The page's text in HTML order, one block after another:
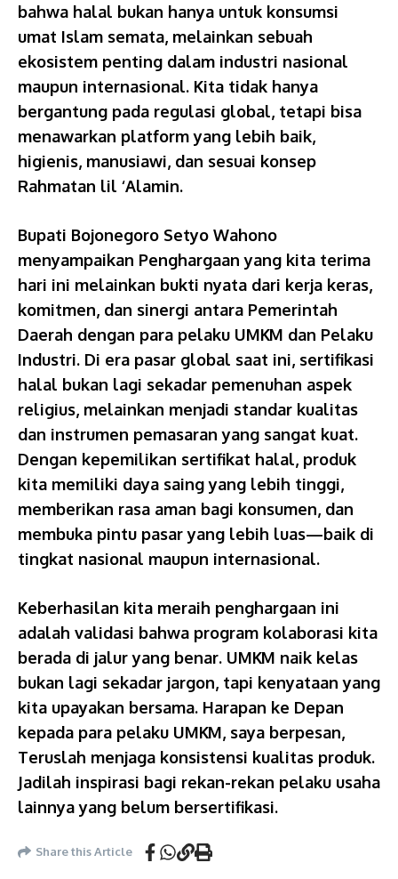
bahwa halal bukan hanya untuk konsumsi
umat Islam semata, melainkan sebuah
ekosistem penting dalam industri nasional
maupun internasional. Kita tidak hanya
bergantung pada regulasi global, tetapi bisa
menawarkan platform yang lebih baik,
higienis, manusiawi, dan sesuai konsep
Rahmatan lil ‘Alamin.
Bupati Bojonegoro Setyo Wahono
menyampaikan Penghargaan yang kita terima
hari ini melainkan bukti nyata dari kerja keras,
komitmen, dan sinergi antara Pemerintah
Daerah dengan para pelaku UMKM dan Pelaku
Industri. Di era pasar global saat ini, sertifikasi
halal bukan lagi sekadar pemenuhan aspek
religius, melainkan menjadi standar kualitas
dan instrumen pemasaran yang sangat kuat.
Dengan kepemilikan sertifikat halal, produk
kita memiliki daya saing yang lebih tinggi,
memberikan rasa aman bagi konsumen, dan
membuka pintu pasar yang lebih luas—baik di
tingkat nasional maupun internasional.
Keberhasilan kita meraih penghargaan ini
adalah validasi bahwa program kolaborasi kita
berada di jalur yang benar. UMKM naik kelas
bukan lagi sekadar jargon, tapi kenyataan yang
kita upayakan bersama. Harapan ke Depan
kepada para pelaku UMKM, saya berpesan,
Teruslah menjaga konsistensi kualitas produk.
Jadilah inspirasi bagi rekan-rekan pelaku usaha
lainnya yang belum bersertifikasi.
Share this Article